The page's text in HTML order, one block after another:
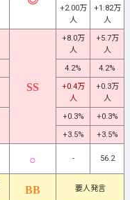
+2.00万
人
+1.82万
人
+8.0万
人
+5.7万
人
4.2% 4.2%
+0.4万
人
+0.3万
人
+0.3%
+0.3%
+3.5%
+3.5%
- 56.2
要人発言